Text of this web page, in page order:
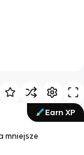
Earn XP
mniejsze